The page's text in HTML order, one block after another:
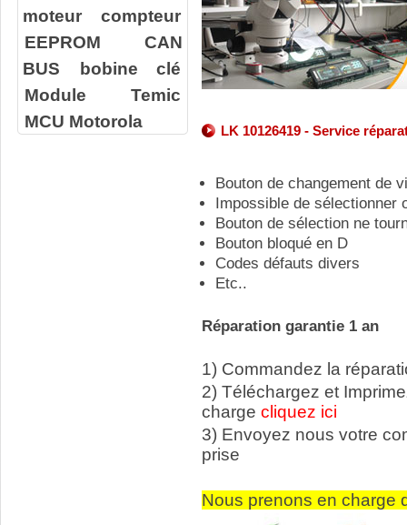
moteur compteur
EEPROM
CAN
BUS
bobine clé
Module Temic
MCU Motorola
LK 10126419 - Service
Bouton de changement de
Impossible de sélectionner
Bouton de sélection ne
Bouton bloqué en D
Codes défauts divers
Etc..
Réparation garantie 1 an
1) Commandez la
2) Téléchargez et
charge cliquez ici
3) Envoyez nous votre
prise
Nous prenons en charge